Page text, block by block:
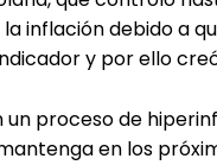
inflación debido a
y por ello
proceso de
en los